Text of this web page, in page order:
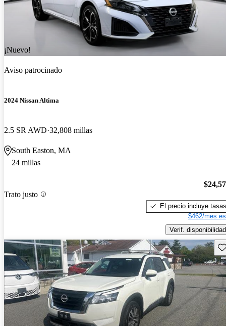
¡Nuevo!
Aviso patrocinado
2024 Nissan Altima
2.5 SR AWD 32,808 millas
South Easton, MA
24 millas
Trato justo
El precio incluye tasas
$462/mes
Verif. disponibilidad